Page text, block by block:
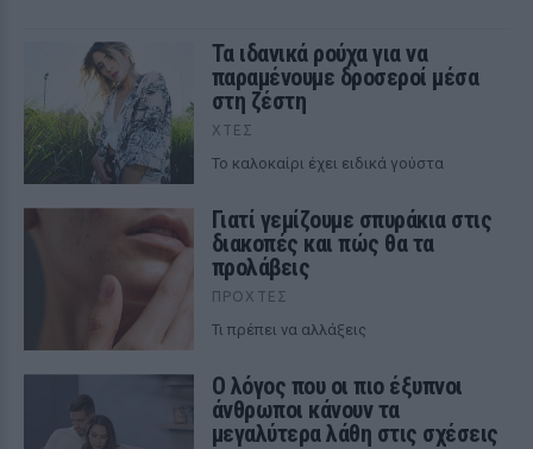
Τα ιδανικά ρούχα για να
παραμένουμε δροσεροί μέσα
στη ζέστη
ΧΤΕΣ
To καλοκαίρι έχει ειδικά γούστα
Γιατί γεμίζουμε σπυράκια στις
διακοπές και πώς θα τα
προλάβεις
ΠΡΟΧΤΈΣ
Τι πρέπει να αλλάξεις
Ο λόγος που οι πιο έξυπνοι
άνθρωποι κάνουν τα
μεγαλύτερα λάθη στις σχέσεις